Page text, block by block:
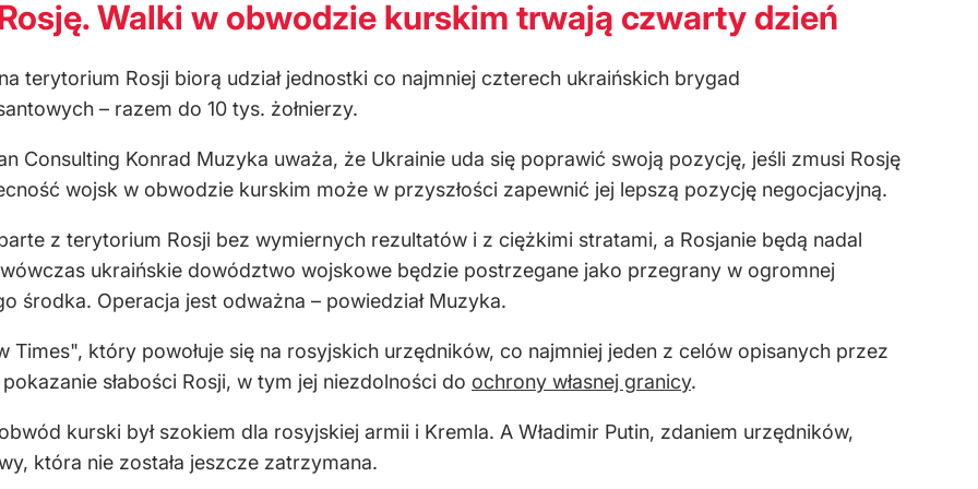
Walki w obwodzie kurskim trwają czwarty dzień
terytorium Rosji biorą udział jednostki co najmniej czterech ukraińskich brygad
– razem do 10 tys. żołnierzy.
Consulting Konrad Muzyka uważa, że Ukrainie uda się poprawić swoją pozycję, jeśli zmusi Rosję
wojsk w obwodzie kurskim może w przyszłości zapewnić jej lepszą pozycję negocjacyjną.
z terytorium Rosji bez wymiernych rezultatów i z ciężkimi stratami, a Rosjanie będą nadal
ukraińskie dowództwo wojskowe będzie postrzegane jako przegrany w ogromnej
środka. Operacja jest odważna – powiedział Muzyka.
który powołuje się na rosyjskich urzędników, co najmniej jeden z celów opisanych przez
słabości Rosji, w tym jej niezdolności do ochrony własnej granicy.
kurski był szokiem dla rosyjskiej armii i Kremla. A Władimir Putin, zdaniem urzędników,
która nie została jeszcze zatrzymana.